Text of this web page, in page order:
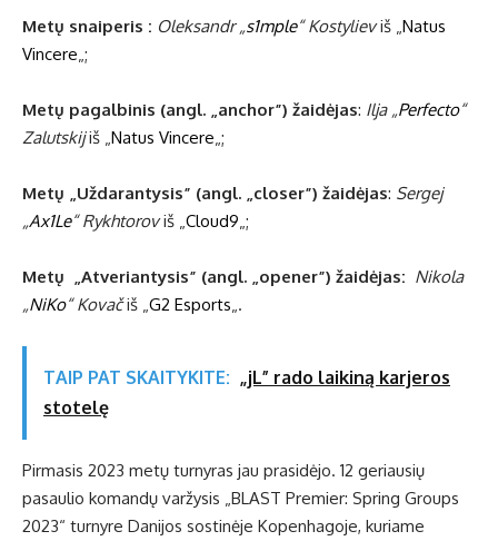
Metų snaiperis : Oleksandr „s1mple“ Kostylieviš „Natus
Vincere„;
Metų pagalbinis (angl. „anchor”) žaidėjas: Ilja „Perfecto“
Zalutskijiš „Natus Vincere„;
Metų „Uždarantysis” (angl. „closer”) žaidėjas: Sergej
„Ax1Le“ Rykhtoroviš „Cloud9„;
Metų „Atveriantysis” (angl. „opener”) žaidėjas: Nikola
„⁠NiKo⁠“ Kovačiš „G2 Esports„.
TAIP PAT SKAITYKITE: „jL” rado laikiną karjeros
stotelę
Pirmasis 2023 metų turnyras jau prasidėjo. 12 geriausių
pasaulio komandų varžysis „BLAST Premier: Spring Groups
2023“ turnyre Danijos sostinėje Kopenhagoje, kuriame